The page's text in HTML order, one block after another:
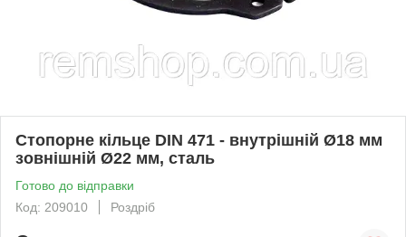
Стопорне кільце DIN 471 - внутрішній Ø18 мм
зовнішній Ø22 мм, сталь
Готово до відправки
Код: 209010
Роздріб